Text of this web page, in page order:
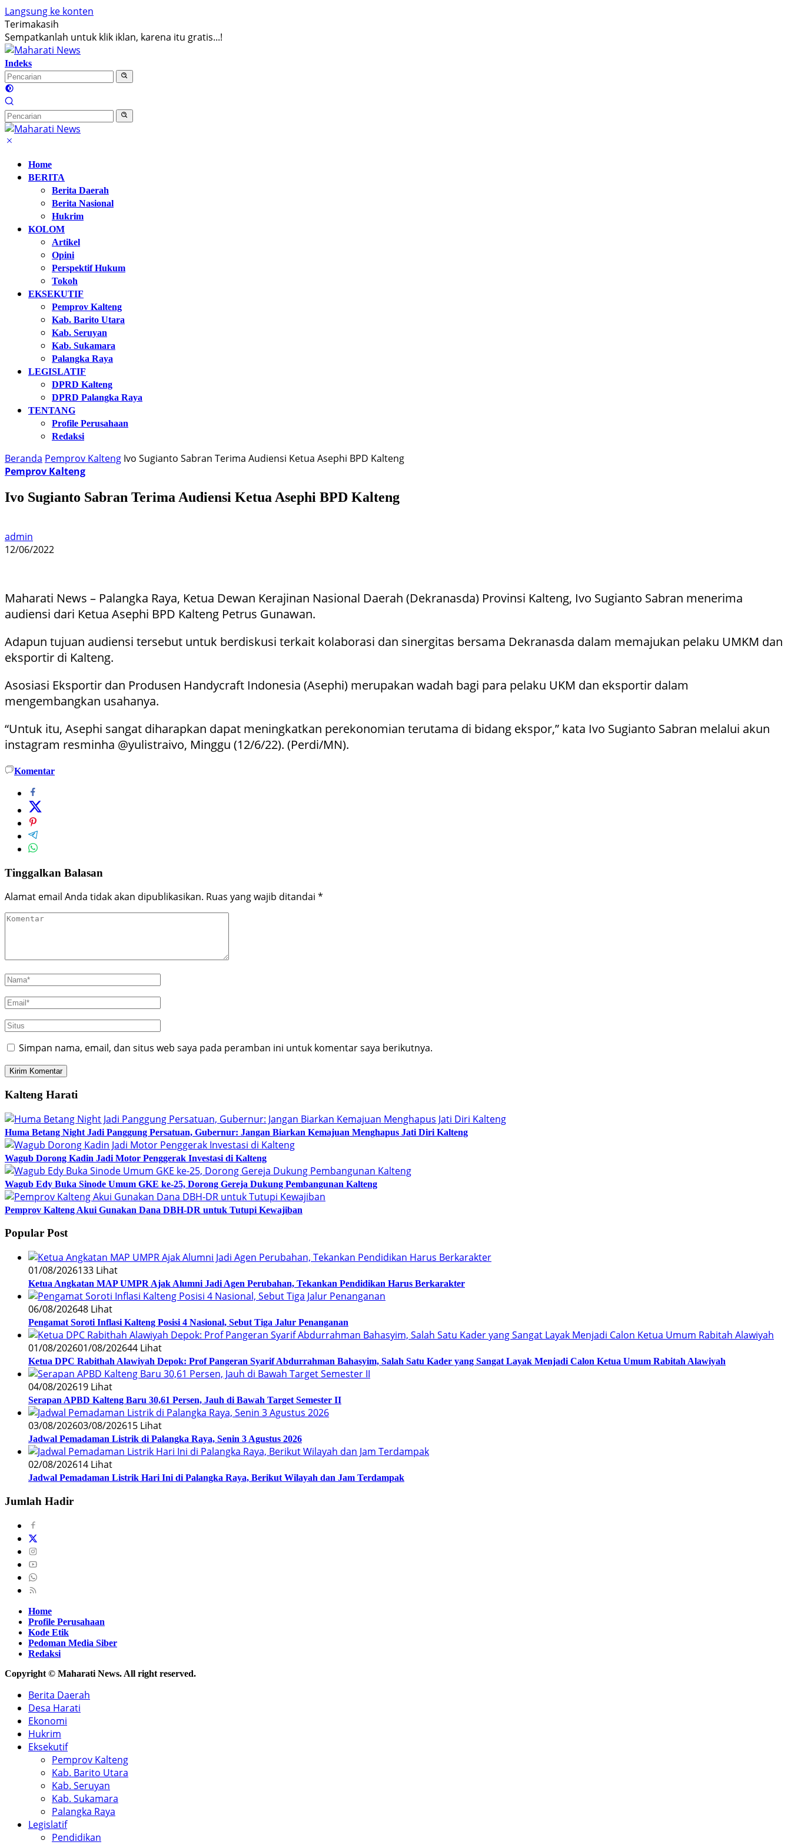
Langsung ke konten
Terimakasih
Sempatkanlah untuk klik iklan, karena itu gratis...!
Indeks
Home
BERITA
Berita Daerah
Berita Nasional
Hukrim
KOLOM
Artikel
Opini
Perspektif Hukum
Tokoh
EKSEKUTIF
Pemprov Kalteng
Kab. Barito Utara
Kab. Seruyan
Kab. Sukamara
Palangka Raya
LEGISLATIF
DPRD Kalteng
DPRD Palangka Raya
TENTANG
Profile Perusahaan
Redaksi
Beranda Pemprov Kalteng Ivo Sugianto Sabran Terima Audiensi Ketua Asephi BPD Kalteng
Pemprov Kalteng
Ivo Sugianto Sabran Terima Audiensi Ketua Asephi BPD Kalteng
admin
12/06/2022
Maharati News – Palangka Raya, Ketua Dewan Kerajinan Nasional Daerah (Dekranasda) Provinsi Kalteng, Ivo Sugianto Sabran menerima
audiensi dari Ketua Asephi BPD Kalteng Petrus Gunawan.
Adapun tujuan audiensi tersebut untuk berdiskusi terkait kolaborasi dan sinergitas bersama Dekranasda dalam memajukan pelaku UMKM dan
eksportir di Kalteng.
Asosiasi Eksportir dan Produsen Handycraft Indonesia (Asephi) merupakan wadah bagi para pelaku UKM dan eksportir dalam
mengembangkan usahanya.
“Untuk itu, Asephi sangat diharapkan dapat meningkatkan perekonomian terutama di bidang ekspor,” kata Ivo Sugianto Sabran melalui akun
instagram resminha @yulistraivo, Minggu (12/6/22). (Perdi/MN).
Komentar
Tinggalkan Balasan
Alamat email Anda tidak akan dipublikasikan. Ruas yang wajib ditandai *
Simpan nama, email, dan situs web saya pada peramban ini untuk komentar saya berikutnya.
Kalteng Harati
Huma Betang Night Jadi Panggung Persatuan, Gubernur: Jangan Biarkan Kemajuan Menghapus Jati Diri Kalteng
Wagub Dorong Kadin Jadi Motor Penggerak Investasi di Kalteng
Wagub Edy Buka Sinode Umum GKE ke-25, Dorong Gereja Dukung Pembangunan Kalteng
Pemprov Kalteng Akui Gunakan Dana DBH-DR untuk Tutupi Kewajiban
Popular Post
01/08/2026133 Lihat
Ketua Angkatan MAP UMPR Ajak Alumni Jadi Agen Perubahan, Tekankan Pendidikan Harus Berkarakter
06/08/202648 Lihat
Pengamat Soroti Inflasi Kalteng Posisi 4 Nasional, Sebut Tiga Jalur Penanganan
01/08/202601/08/202644 Lihat
Ketua DPC Rabithah Alawiyah Depok: Prof Pangeran Syarif Abdurrahman Bahasyim, Salah Satu Kader yang Sangat Layak Menjadi Calon Ketua Umum Rabitah Alawiyah
04/08/202619 Lihat
Serapan APBD Kalteng Baru 30,61 Persen, Jauh di Bawah Target Semester II
03/08/202603/08/202615 Lihat
Jadwal Pemadaman Listrik di Palangka Raya, Senin 3 Agustus 2026
02/08/202614 Lihat
Jadwal Pemadaman Listrik Hari Ini di Palangka Raya, Berikut Wilayah dan Jam Terdampak
Jumlah Hadir
Home
Profile Perusahaan
Kode Etik
Pedoman Media Siber
Redaksi
Copyright © Maharati News. All right reserved.
Berita Daerah
Desa Harati
Ekonomi
Hukrim
Eksekutif
Pemprov Kalteng
Kab. Barito Utara
Kab. Seruyan
Kab. Sukamara
Palangka Raya
Legislatif
Pendidikan